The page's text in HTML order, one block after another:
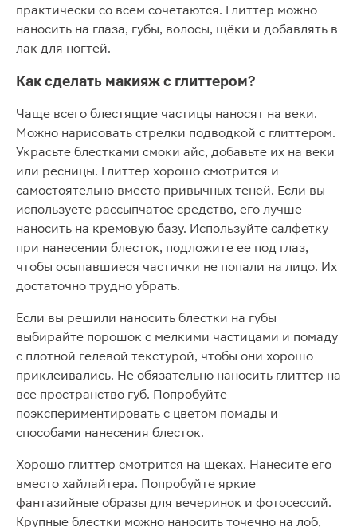
практически со всем сочетаются. Глиттер можно
наносить на глаза, губы, волосы, щёки и добавлять в
лак для ногтей.
Как сделать макияж с глиттером?
Чаще всего блестящие частицы наносят на веки.
Можно нарисовать стрелки подводкой с глиттером.
Украсьте блестками смоки айс, добавьте их на веки
или ресницы. Глиттер хорошо смотрится и
самостоятельно вместо привычных теней. Если вы
используете рассыпчатое средство, его лучше
наносить на кремовую базу. Используйте салфетку
при нанесении блесток, подложите ее под глаз,
чтобы осыпавшиеся частички не попали на лицо. Их
достаточно трудно убрать.
Если вы решили наносить блестки на губы
выбирайте порошок с мелкими частицами и помаду
с плотной гелевой текстурой, чтобы они хорошо
приклеивались. Не обязательно наносить глиттер на
все пространство губ. Попробуйте
поэкспериментировать с цветом помады и
способами нанесения блесток.
Хорошо глиттер смотрится на щеках. Нанесите его
вместо хайлайтера. Попробуйте яркие
фантазийные образы для вечеринок и фотосессий.
Крупные блестки можно наносить точечно на лоб,